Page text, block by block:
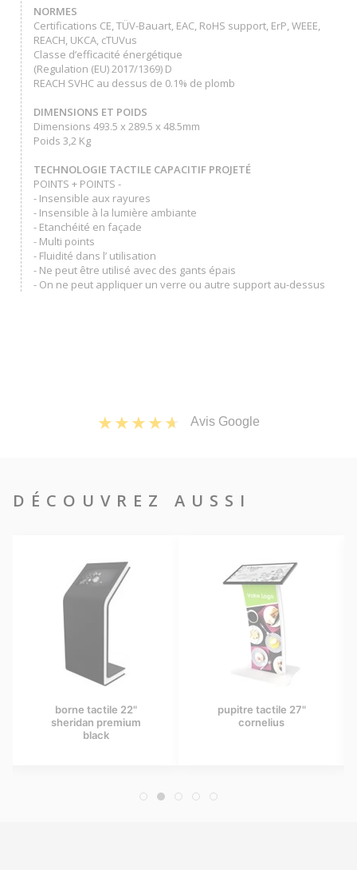
NORMES
Certifications CE, TÜV-Bauart, EAC, RoHS support, ErP, WEEE,
REACH, UKCA, cTUVus
Classe d’efficacité énergétique
(Regulation (EU) 2017/1369) D
REACH SVHC au dessus de 0.1% de plomb
DIMENSIONS ET POIDS
Dimensions 493.5 x 289.5 x 48.5mm
Poids 3,2 Kg
TECHNOLOGIE TACTILE CAPACITIF PROJETÉ
POINTS + POINTS -
- Insensible aux rayures
- Insensible à la lumière ambiante
- Etanchéité en façade
- Multi points
- Fluidité dans l’ utilisation
- Ne peut être utilisé avec des gants épais
- On ne peut appliquer un verre ou autre support au-dessus
Avis Google
DÉCOUVREZ AUSSI
borne tactile 22"
sheridan premium
black
pupitre tactile 27"
cornelius